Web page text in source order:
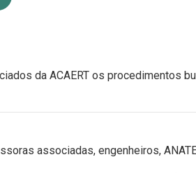
da ACAERT os procedimentos
associadas, engenheiros,